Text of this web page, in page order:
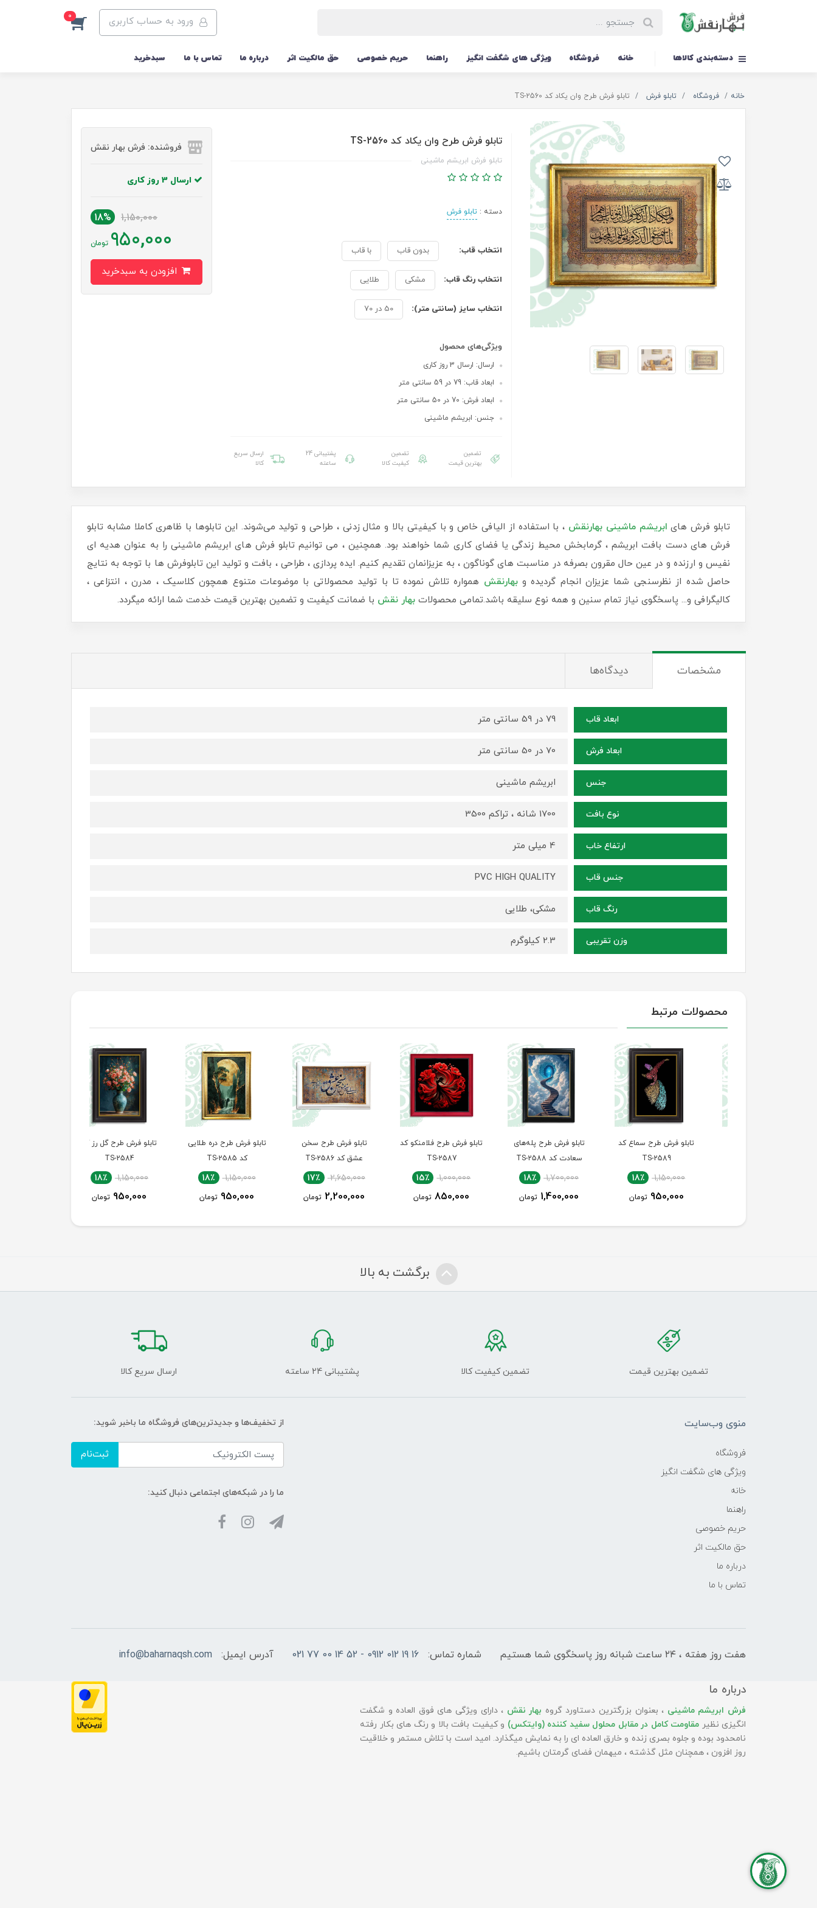
ورود به حساب کاربری 0
دسته‌بندی کالاها خانه فروشگاه ویژگی های شگفت انگیز راهنما حریم خصوصی حق مالکیت اثر درباره ما تماس با ما سبدخرید
خانه فروشگاه تابلو فرش تابلو فرش طرح وان یکاد کد TS-2560
تابلو فرش طرح وان یکاد کد TS-2560
تابلو فرش ابریشم ماشینی
دسته :تابلو فرش
انتخاب قاب: بدون قاب با قاب
انتخاب رنگ قاب: مشکی طلایی
انتخاب سایز (سانتی متر): 50 در 70
ویژگی‌های محصول
ارسال: ارسال 3 روز کاری
ابعاد قاب: 79 در 59 سانتی متر
ابعاد فرش: 70 در 50 سانتی متر
جنس: ابریشم ماشینی
تضمین
بهترین قیمت
تضمین
کیفیت کالا
پشتیبانی 24
ساعته
ارسال سریع
کالا
فروشنده: فرش بهار نقش
ارسال 3 روز کاری
1,150,000
18%
950,000 تومان
تابلو فرش های ابریشم ماشینی بهارنقش ، با استفاده از الیافی خاص و با کیفیتی بالا و مثال زدنی ، طراحی و تولید می‌شوند. این تابلوها با ظاهری کاملا مشابه تابلو
فرش های دست بافت ابریشم ، گرمابخش محیط زندگی یا فضای کاری شما خواهند بود. همچنین ، می توانیم تابلو فرش های ابریشم ماشینی را به عنوان هدیه ای
نفیس و ارزنده و در عین حال مقرون بصرفه در مناسبت های گوناگون ، به عزیزانمان تقدیم کنیم. ایده پردازی ، طراحی ، بافت و تولید این تابلوفرش ها با توجه به نتایج
حاصل شده از نظرسنجی شما عزیزان انجام گردیده وبهارنقش همواره تلاش نموده تا با تولید محصولاتی با موضوعات متنوع همچون کلاسیک ، مدرن ، انتزاعی ،
کالیگرافی و... پاسخگوی نیاز تمام سنین و همه نوع سلیقه باشد.تمامی محصولات بهار نقش با ضمانت کیفیت و تضمین بهترین قیمت خدمت شما ارائه میگردد.
مشخصات دیدگاه‌ها
ابعاد قاب 79 در 59 سانتی متر
ابعاد فرش 70 در 50 سانتی متر
جنس ابریشم ماشینی
نوع بافت 1700 شانه ، تراکم 3500
ارتفاع خاب 4 میلی متر
جنس قاب PVC HIGH QUALITY
رنگ قاب مشکی، طلایی
وزن تقریبی 2.3 کیلوگرم
محصولات مرتبط
تابلو فرش طرح سماع کد
TS-2589
1,150,000 18٪
950,000 تومان
تابلو فرش طرح پله‌های
سعادت کد TS-2588
1,700,000 18٪
1,400,000 تومان
تابلو فرش طرح فلامنکو کد
TS-2587
1,000,000 15٪
850,000 تومان
تابلو فرش طرح سخن
عشق کد TS-2586
2,650,000 17٪
2,200,000 تومان
تابلو فرش طرح دره طلایی
1,150,000 18٪
950,000 تومان
تابلو فرش طرح گل رز کد
TS-2584
1,150,000 18٪
950,000 تومان
برگشت به بالا
تضمین بهترین قیمت تضمین کیفیت کالا پشتیبانی 24 ساعته ارسال سریع کالا
منوی وب‌سایت
فروشگاه
ویژگی های شگفت انگیز
خانه
راهنما
حریم خصوصی
حق مالکیت اثر
درباره ما
تماس با ما
از تخفیف‌ها و جدیدترین‌های فروشگاه ما باخبر شوید:
ثبت‌نام
ما را در شبکه‌های اجتماعی دنبال کنید:
هفت روز هفته ، ۲۴ ساعت شبانه‌ روز پاسخگوی شما هستیم شماره تماس: 16 19 012 0912 - 52 14 00 77 021 آدرس ایمیل: info@baharnaqsh.com
درباره ما
فرش ابریشم ماشینی ، بعنوان بزرگترین دستاورد گروه بهار نقش ، دارای ویژگی های فوق العاده و شگفت
انگیزی نظیر مقاومت کامل در مقابل محلول سفید کننده (وایتکس) و کیفیت بافت بالا و رنگ های بکار رفته
نامحدود بوده و جلوه بصری زنده و خارق العاده ای را به نمایش میگذارد. امید است با تلاش مستمر و خلاقیت
روز افزون ، همچنان مثل گذشته ، میهمان فضای گرمتان باشیم.